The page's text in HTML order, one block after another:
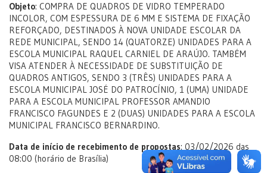
Objeto: COMPRA DE QUADROS DE VIDRO TEMPERADO
INCOLOR, COM ESPESSURA DE 6 MM E SISTEMA DE FIXAÇÃO
REFORÇADO, DESTINADOS À NOVA UNIDADE ESCOLAR DA
REDE MUNICIPAL, SENDO 14 (QUATORZE) UNIDADES PARA A
ESCOLA MUNICIPAL RAQUEL CARNIEL DE ARAÚJO. TAMBÉM
VISA ATENDER À NECESSIDADE DE SUBSTITUIÇÃO DE
QUADROS ANTIGOS, SENDO 3 (TRÊS) UNIDADES PARA A
ESCOLA MUNICIPAL JOSÉ DO PATROCÍNIO, 1 (UMA) UNIDADE
PARA A ESCOLA MUNICIPAL PROFESSOR AMANDIO
FRANCISCO FAGUNDES E 2 (DUAS) UNIDADES PARA A ESCOLA
MUNICIPAL FRANCISCO BERNARDINO.
Data de início de recebimento de propostas: 03/02/2026 das
08:00 (horário de Brasília)